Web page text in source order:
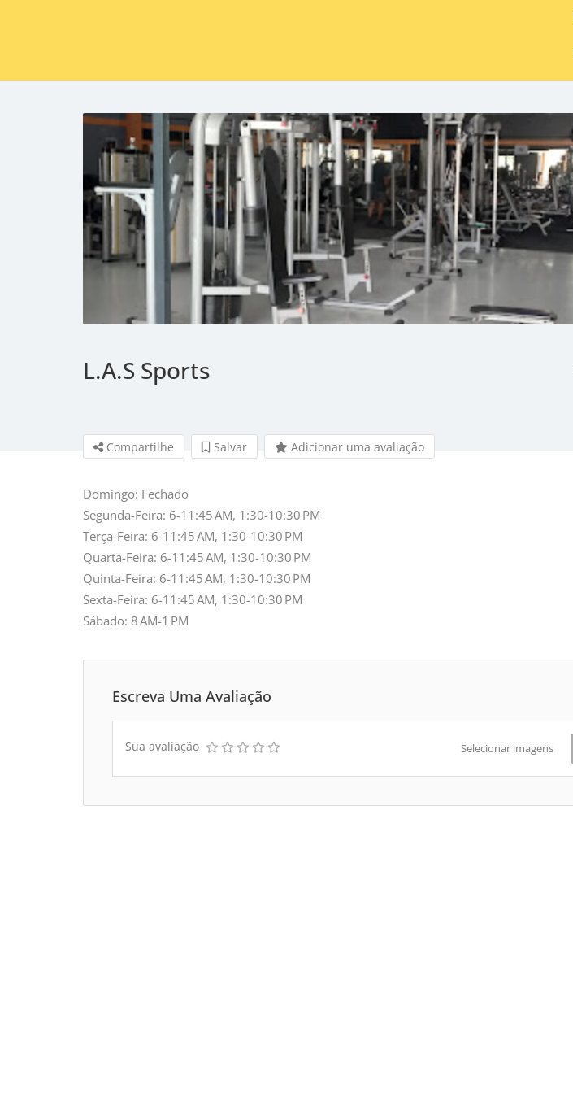
L.A.S Sports
Compartilhe Salvar Adicionar uma avaliação
Domingo: Fechado
Segunda-Feira: 6-11:45 AM, 1:30-10:30 PM
Terça-Feira: 6-11:45 AM, 1:30-10:30 PM
Quarta-Feira: 6-11:45 AM, 1:30-10:30 PM
Quinta-Feira: 6-11:45 AM, 1:30-10:30 PM
Sexta-Feira: 6-11:45 AM, 1:30-10:30 PM
Sábado: 8 AM-1 PM
Escreva Uma Avaliação
Sua avaliação Selecionar imagens